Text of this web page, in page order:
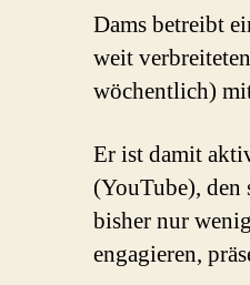
Dams betreibt
weit
wöchentlich)
Er ist damit
(YouTube), den
bisher nur
engagieren,